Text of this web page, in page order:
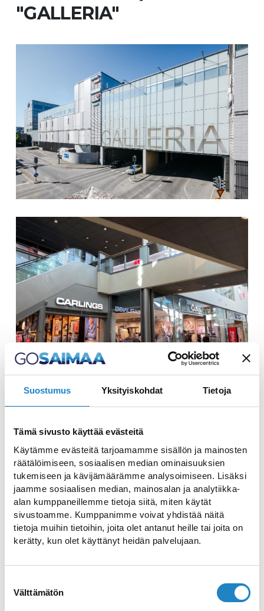
Suostumus Yksityiskohdat Tietoja
Tämä sivusto käyttää evästeitä
Käytämme evästeitä tarjoamamme sisällön ja mainosten
räätälöimiseen, sosiaalisen median ominaisuuksien
tukemiseen ja kävijämäärämme analysoimiseen. Lisäksi
jaamme sosiaalisen median, mainosalan ja analytiikka-
alan kumppaneillemme tietoja siitä, miten käytät
sivustoamme. Kumppanimme voivat yhdistää näitä
tietoja muihin tietoihin, joita olet antanut heille tai joita on
kerätty, kun olet käyttänyt heidän palvelujaan.
valinta
Välttämätön
"GALLERIA"
Торговый Центр Galleria